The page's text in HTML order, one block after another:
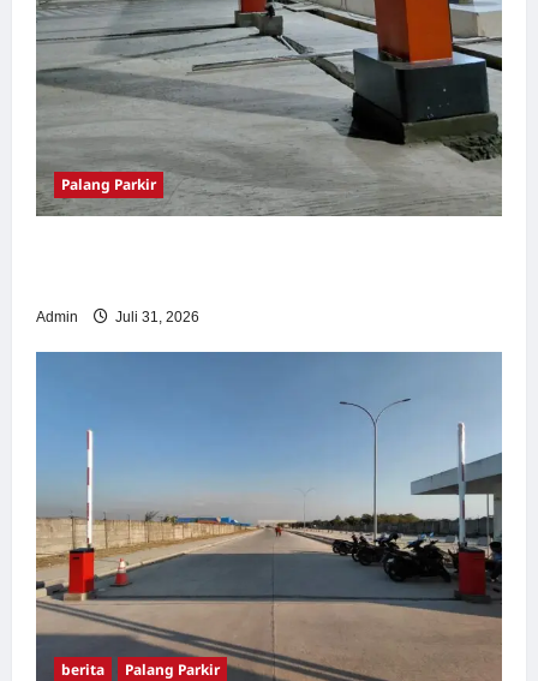
Palang Parkir
Admin Juli 31, 2026
berita Palang Parkir